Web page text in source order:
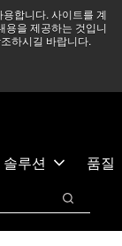
합니다. 사이트를 계
용을 제공하는 것입니
하시길 바랍니다.
, 모든 서비스는
어보기 →
솔루션
품질
검색